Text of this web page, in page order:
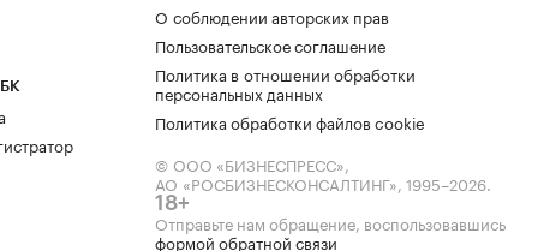
О соблюдении авторских прав
Пользовательское соглашение
Политика в отношении обработки
персональных данных
Политика обработки файлов cookie
© ООО «БИЗНЕСПРЕСС»,
АО «РОСБИЗНЕСКОНСАЛТИНГ», 1995–2026.
18+
Отправьте нам обращение, воспользовавшись
формой обратной связи